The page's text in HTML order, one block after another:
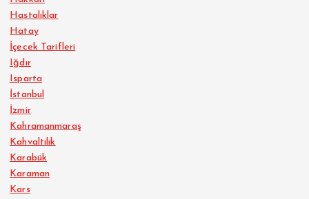
Hastalıklar
Hatay
İçecek Tarifleri
Iğdır
Isparta
İstanbul
İzmir
Kahramanmaraş
Kahvaltılık
Karabük
Karaman
Kars